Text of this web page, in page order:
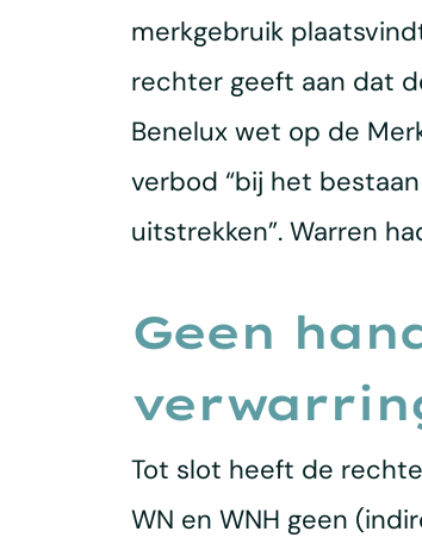
merkgebruik
rechter geeft aan dat
Benelux wet op de
verbod “bij het
uitstrekken”. Warren
Geen
Tot slot heeft de
WN en WNH geen